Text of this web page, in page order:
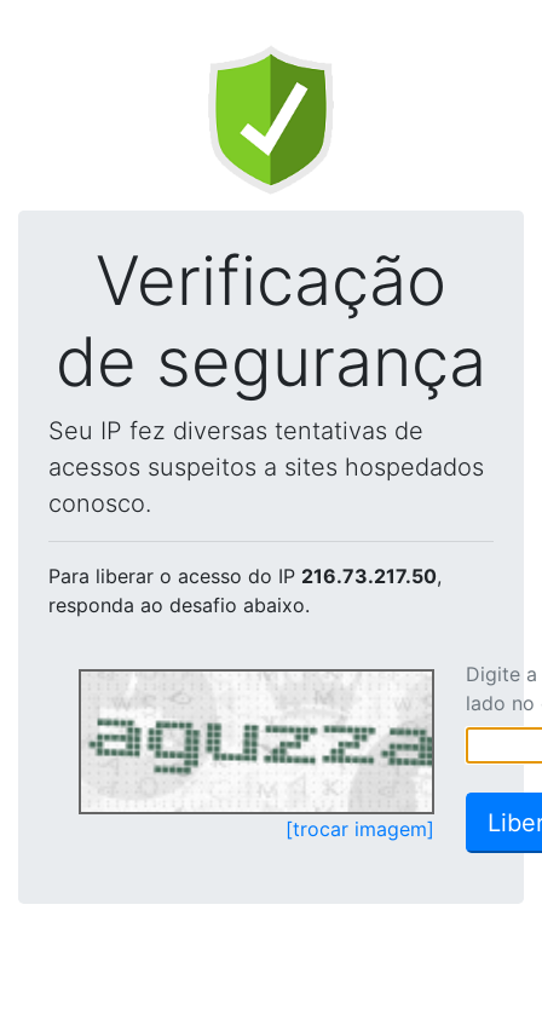
Verificação
de segurança
Seu IP fez diversas tentativas de
acessos suspeitos a sites hospedados
conosco.
Para liberar o acesso do IP 216.73.217.50,
responda ao desafio abaixo.
[trocar imagem]
Digite
lado no